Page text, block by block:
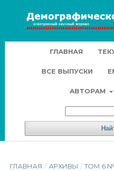
ГЛАВНАЯ
ВСЕ ВЫПУСКИ
АВТОРАМ
ГЛАВНАЯ / АРХИВЫ / ТОМ 6 №